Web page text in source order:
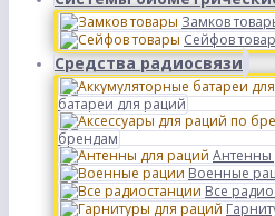
Замков
Сейфов
Средства радиосвязи
батареи для раций
брендам
Антенны
Военные
Все